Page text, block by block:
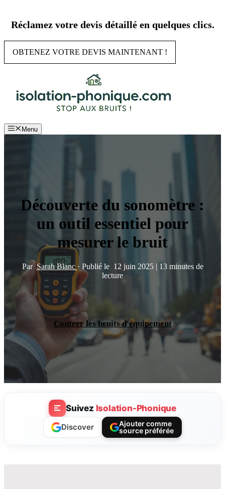
contenu
Réclamez votre devis détaillé en quelques clics.
OBTENEZ VOTRE DEVIS MAINTENANT !
Menu
Découverte du sonomètre :
un outil essentiel pour
mesurer le bruit
Par Sarah Blanc · Publié le 12 juin 2025 | 13 minutes de
lecture
Contrer les bruits d'équipement
Suivez Isolation-Phonique
Discover
Ajouter comme
source préférée